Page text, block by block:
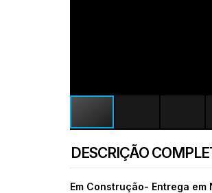
DESCRIÇÃO
Em Construção- Entrega em